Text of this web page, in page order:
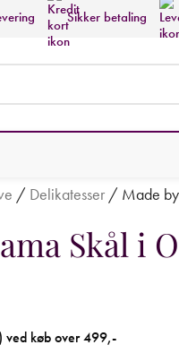
Sikker betaling
/ Delikatesser/ Made
Skål i
ved køb over 499,-